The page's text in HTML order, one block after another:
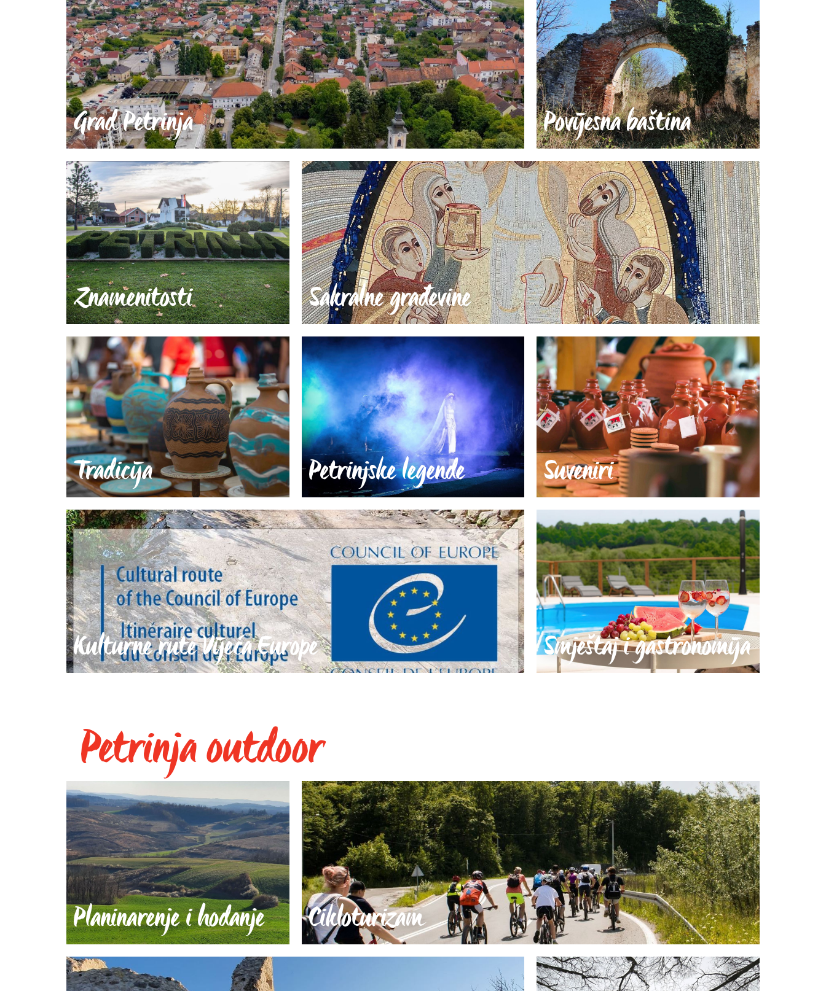
Grad Petrinja Povijesna baština
Znamenitosti Sakralne građevine
Tradicija Petrinjske legende Suveniri
Kulturne rute Vijeća Europe Smještaj i gastronomija
Petrinja outdoor
Planinarenje i hodanje Cikloturizam